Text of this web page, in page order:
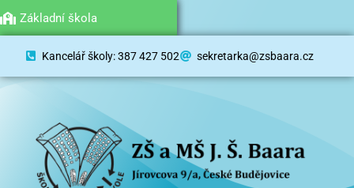
Kancelář školy: 387 427 502 sekretarka@zsbaara.cz
Mateřská škola
Základní škola